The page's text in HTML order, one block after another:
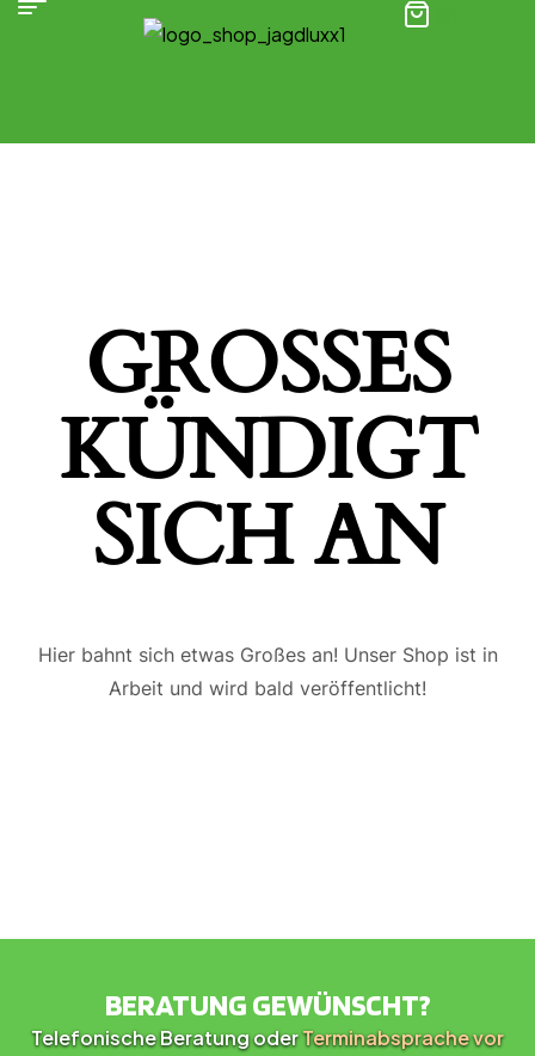
GROSSES K
ÜNDIGT S
ICH AN
Hier bahnt sich etwas Großes an! Unser Shop ist in
Arbeit und wird bald veröffentlicht!
BERATUNG GEWÜNSCHT?
Telefonische Beratung oderTerminabsprache vor